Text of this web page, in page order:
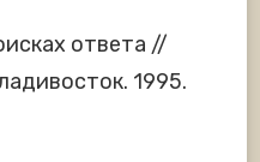
ответа //
1995.